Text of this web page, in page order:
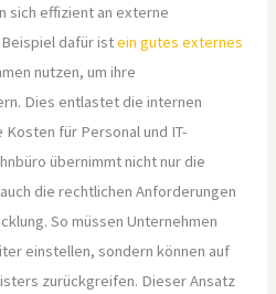
sich effizient an externe
dafür istein gutes externes
nutzen, um ihre
Dies entlastet die internen
für Personal und IT-
übernimmt nicht nur die
die rechtlichen Anforderungen
So müssen Unternehmen
einstellen, sondern können auf
zurückgreifen. Dieser Ansatz